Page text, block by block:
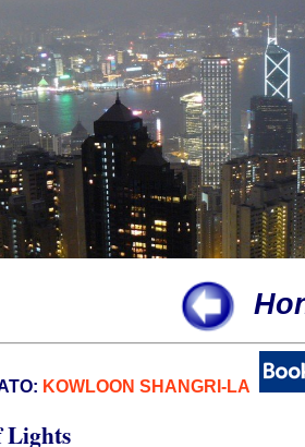
KOWLOON SHANGRI-LA
Lights